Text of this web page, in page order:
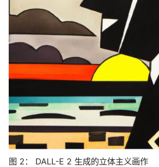
图 2： DALL-E 2 生成的立体主义画作